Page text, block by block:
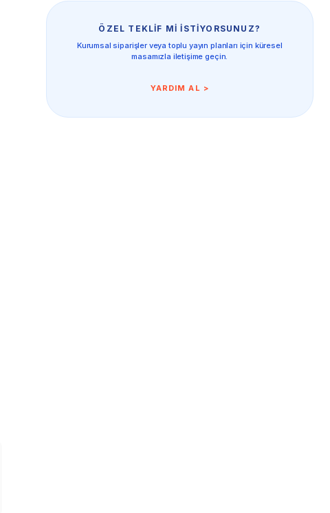
ÖZEL TEKLIF MI İSTIYORSUNUZ?
Kurumsal siparişler veya toplu yayın planları için küresel
masamızla iletişime geçin.
YARDIM AL >